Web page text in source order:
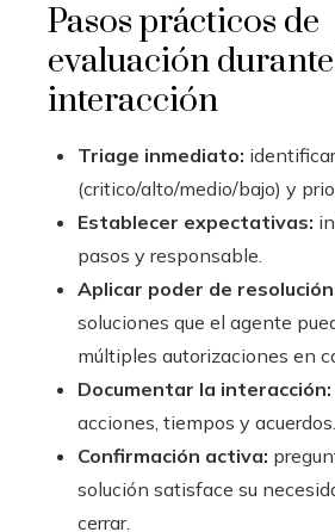
Pasos prácticos de
evaluación
interacción
Triage inmediato:
(critico/alto/medio/bajo) y
Establecer expectativas:
pasos y responsable.
Aplicar poder de
soluciones que el agente
múltiples autorizaciones en
Documentar la interacción:
acciones, tiempos y acuerdos.
Confirmación activa:
solución satisface su
cerrar.